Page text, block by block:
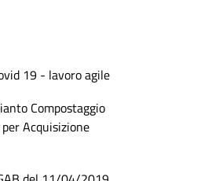
19 - lavoro agile
Compostaggio
Acquisizione